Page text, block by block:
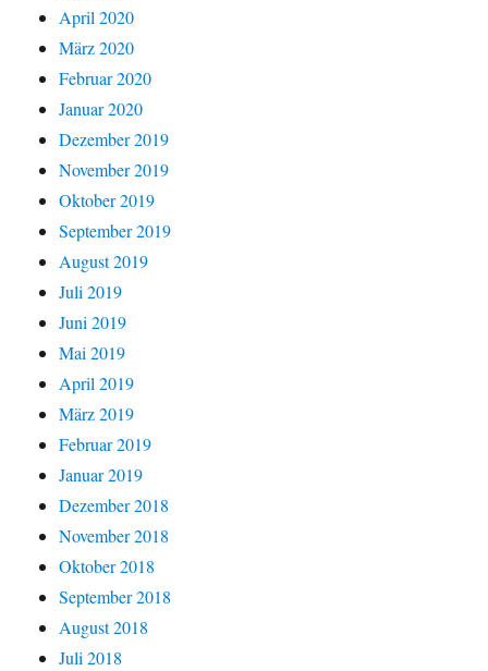
April 2020
März 2020
Februar 2020
Januar 2020
Dezember 2019
November 2019
Oktober 2019
September 2019
August 2019
Juli 2019
Juni 2019
Mai 2019
April 2019
März 2019
Februar 2019
Januar 2019
Dezember 2018
November 2018
Oktober 2018
September 2018
August 2018
Juli 2018